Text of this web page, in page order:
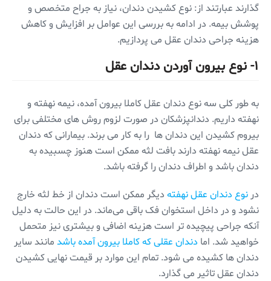
گذارند عبارتند از: نوع کشیدن دندان، نیاز به جراح متخصص و
پوشش بیمه. در ادامه به بررسی این عوامل بر افزایش و کاهش
هزینه جراحی دندان عقل می پردازیم.
۱- نوع بیرون آوردن دندان عقل
به طور کلی سه نوع دندان عقل کاملا بیرون آمده، نیمه نهفته و
نهفته داریم. دندانپزشکان در صورت لزوم روش های مختلفی برای
بیروم کشیدن این دندان ها را به کار می برند. بیمارانی که دندان
عقل نیمه نهفته دارند بافت لثه ممکن است هنوز چسبیده به
دندان باشد و اطراف دندان را گرفته باشد.
در نوع دندان عقل نهفته دیگر ممکن است دندان از خط لثه خارج
نشود و در داخل استخوان فک باقی می‌ماند. در این حالت به دلیل
آنکه جراحی پیچیده تر است هزینه اضافی و بیشتری نیز متحمل
خواهید شد. اما دندان عقلی که کاملا بیرون آمده باشد مانند سایر
دندان ها کشیده می شود. تمام این موارد بر قیمت نهایی کشیدن
دندان عقل تاثیر می گذارد.